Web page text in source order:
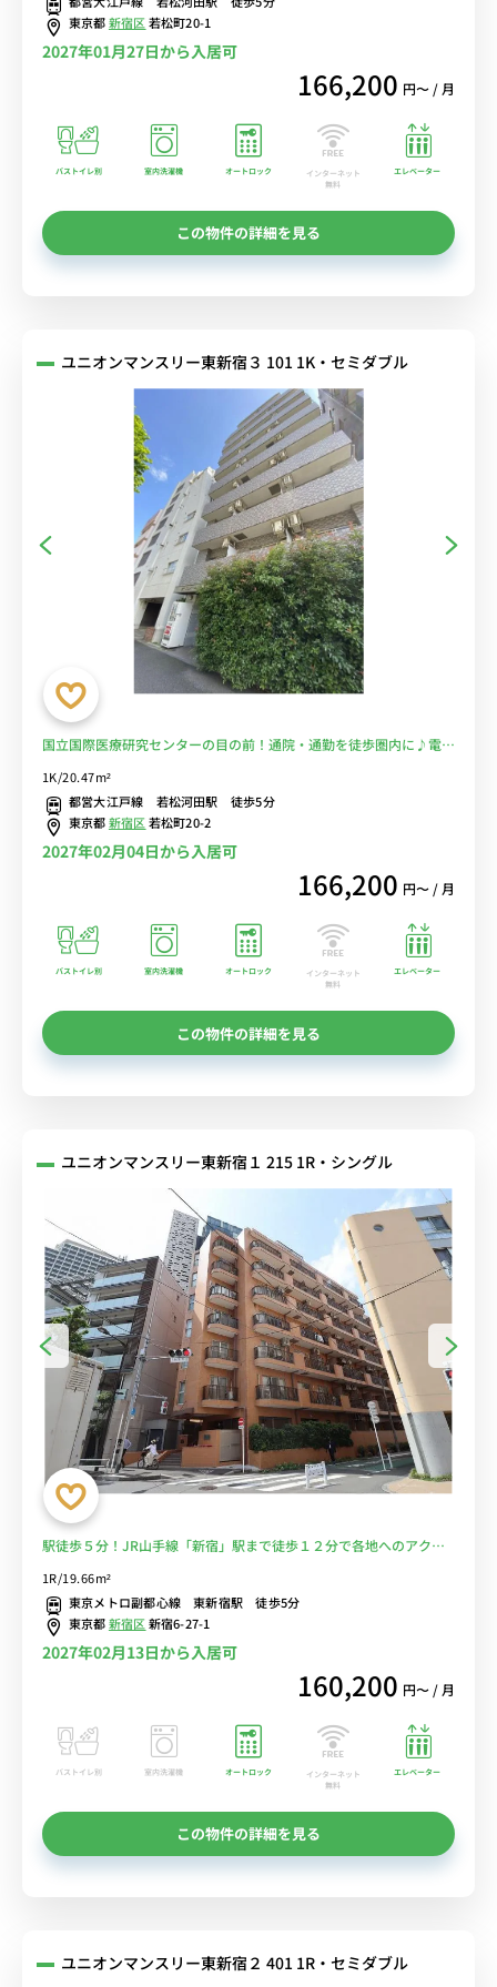
東京都新宿区若松町20-1
2027年01月27日から入居可
166,200 円〜 / 月
バストイレ別 室内洗濯機 オートロック
インターネット
無料
エレベーター
この物件の詳細を見る
ユニオンマンスリー東新宿３ 101 1K・セミダブル
国立国際医療研究センターの目の前！通院・通勤を徒歩圏内に♪電車
1K/20.47m²
都営大江戸線 若松河田駅 徒歩5分
東京都新宿区若松町20-2
2027年02月04日から入居可
166,200 円〜 / 月
バストイレ別 室内洗濯機 オートロック
インターネット
無料
エレベーター
この物件の詳細を見る
ユニオンマンスリー東新宿１ 215 1R・シングル
駅徒歩５分！JR山手線「新宿」駅まで徒歩１２分で各地へのアクセ
1R/19.66m²
東京メトロ副都心線 東新宿駅 徒歩5分
東京都新宿区新宿6-27-1
2027年02月13日から入居可
160,200 円〜 / 月
バストイレ別 室内洗濯機 オートロック
インターネット
無料
エレベーター
この物件の詳細を見る
ユニオンマンスリー東新宿２ 401 1R・セミダブル